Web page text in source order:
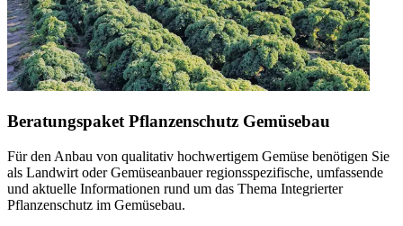
Beratungspaket Pflanzenschutz Gemüsebau
Für den Anbau von qualitativ hochwertigem Gemüse benötigen Sie
als Landwirt oder Gemüseanbauer regionsspezifische, umfassende
und aktuelle Informationen rund um das Thema Integrierter
Pflanzenschutz im Gemüsebau.